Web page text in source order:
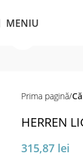
MENIU
Prima pagină
HERREN
315,87 lei